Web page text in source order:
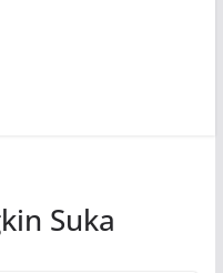
Suka